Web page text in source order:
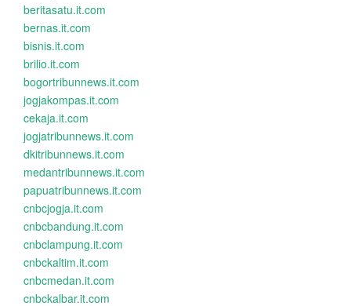
beritasatu.it.com
bernas.it.com
bisnis.it.com
brilio.it.com
bogortribunnews.it.com
jogjakompas.it.com
cekaja.it.com
jogjatribunnews.it.com
dkitribunnews.it.com
medantribunnews.it.com
papuatribunnews.it.com
cnbcjogja.it.com
cnbcbandung.it.com
cnbclampung.it.com
cnbckaltim.it.com
cnbcmedan.it.com
cnbckalbar.it.com